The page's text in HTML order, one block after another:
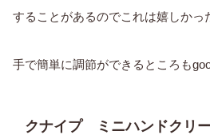
することがあるのでこれは嬉しかっ
手で簡単に調節ができるところも
クナイプ ミニハンドクリ